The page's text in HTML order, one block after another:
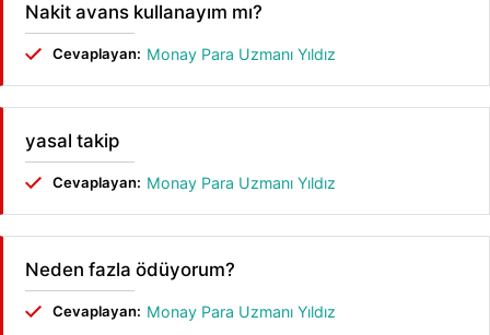
Nakit avans kullanayım mı?
Cevaplayan: Monay Para Uzmanı Yıldız
yasal takip
Cevaplayan: Monay Para Uzmanı Yıldız
Neden fazla ödüyorum?
Cevaplayan: Monay Para Uzmanı Yıldız